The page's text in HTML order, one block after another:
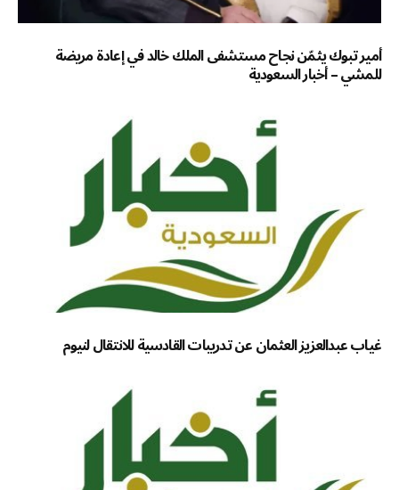
أمير تبوك يثمّن نجاح مستشفى الملك خالد في إعادة مريضة
للمشي – أخبار السعودية
غياب عبدالعزيز العثمان عن تدريبات القادسية للانتقال لنيوم